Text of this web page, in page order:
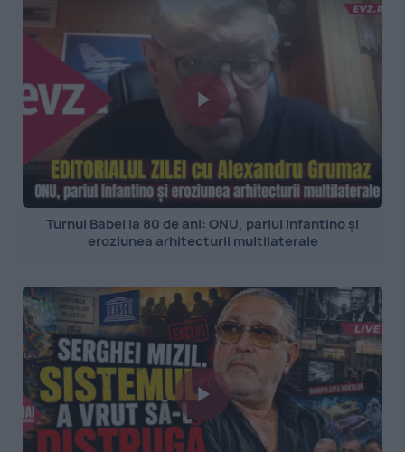
Turnul Babel la 80 de ani: ONU, pariul Infantino și
eroziunea arhitecturii multilaterale